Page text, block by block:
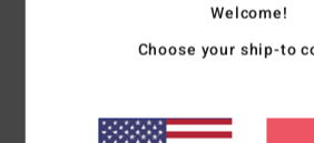
Siebdrucke vorne und hinten
Zusammensetzung[Hauptstoff] 70
Welcome!
Choose your ship-to